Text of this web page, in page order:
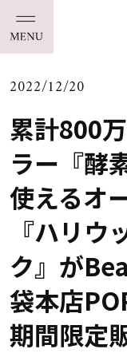
2022/12/20
累計800
ラー『酵
使えるオ
『ハリウ
ク』が
袋本店
期間限定